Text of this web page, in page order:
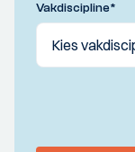
Vakdiscipline*